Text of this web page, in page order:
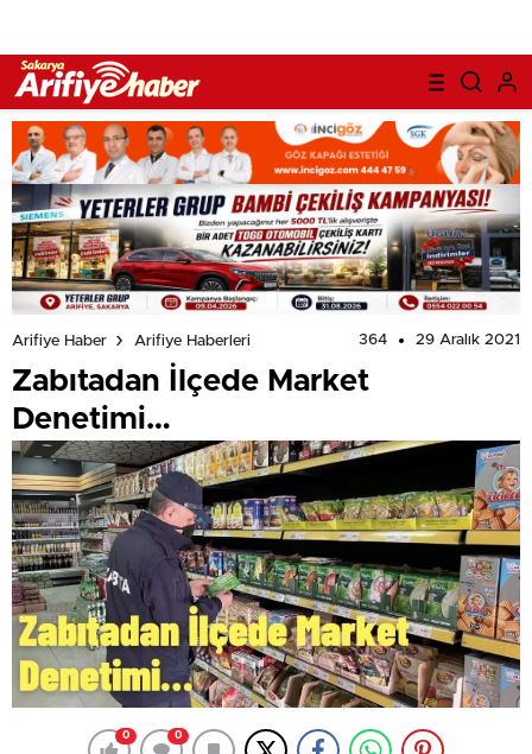
Arifiye Haber Arifiye Haberleri 364 29 Aralık 2021
Zabıtadan İlçede Market
Denetimi…
0 0